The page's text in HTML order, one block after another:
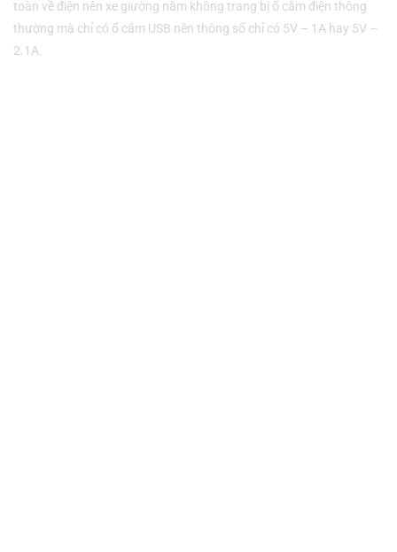
toàn về điện nên xe giường nằm không trang bị ổ cắm điện thông
thường mà chỉ có ổ cắm USB nên thông số chỉ có 5V – 1A hay 5V –
2.1A.